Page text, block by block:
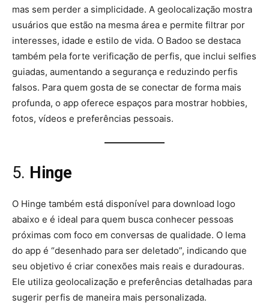
mas sem perder a simplicidade. A geolocalização mostra
usuários que estão na mesma área e permite filtrar por
interesses, idade e estilo de vida. O Badoo se destaca
também pela forte verificação de perfis, que inclui selfies
guiadas, aumentando a segurança e reduzindo perfis
falsos. Para quem gosta de se conectar de forma mais
profunda, o app oferece espaços para mostrar hobbies,
fotos, vídeos e preferências pessoais.
5. Hinge
O Hinge também está disponível para download logo
abaixo e é ideal para quem busca conhecer pessoas
próximas com foco em conversas de qualidade. O lema
do app é “desenhado para ser deletado”, indicando que
seu objetivo é criar conexões mais reais e duradouras.
Ele utiliza geolocalização e preferências detalhadas para
sugerir perfis de maneira mais personalizada.